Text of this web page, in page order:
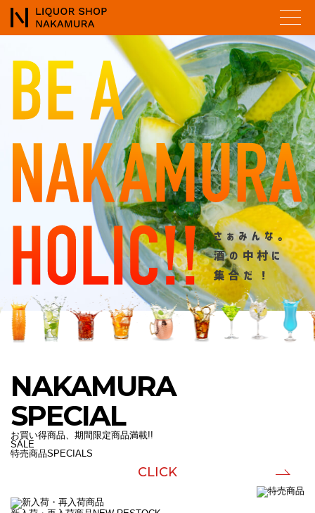
NAKAMURA
SPECIAL
お買い得商品、期間限定商品満載!!
SALE
特売商品SPECIALS
CLICK